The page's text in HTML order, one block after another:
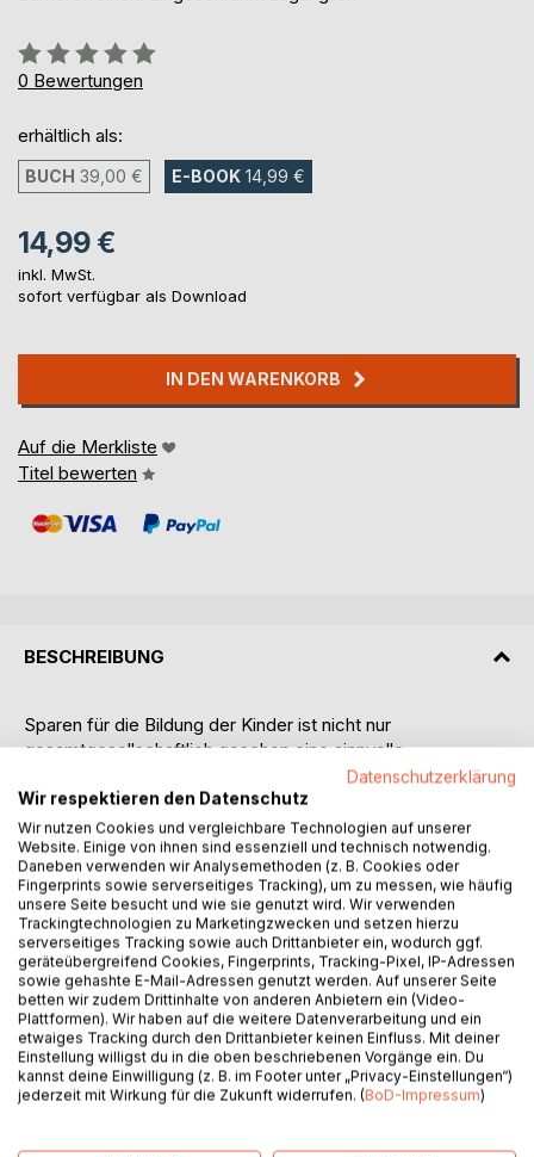
Bewertung::
0%
0 Bewertungen
erhältlich als:
BUCH 39,00 € E-BOOK 14,99 €
14,99 €
inkl. MwSt.
sofort verfügbar als Download
IN DEN WARENKORB
Auf die Merkliste
Titel bewerten
BESCHREIBUNG
Sparen für die Bildung der Kinder ist nicht nur
gesamtgesellschaftlich gesehen eine sinnvolle
Altersvorsorge. Bisher wurden Bildung des Nachwuchses
und private Vorsorge jedoch voneinander getrennt
betrachtet. Das gilt darüber hinaus auch für die vom
Einkommen der Eltern abhängige Studienförderung durch
das BAföG.
Dass alles zusammengehört, verdeutlicht dieses Buch, das
die Ergebnisse von zwei vom Bundesministerium für
Bildung und Forschung in Auftrag gegebenen Projekten
zusammenfasst und so ein virtuelles „Zukunftskonto“
entwickelt, das alle Geldströme miteinander verknüpft.
Das Buch zeigt, dass es nicht ausreicht, nach Art der
Vermögensbildung für Arbeitnehmer das Sparen zu
subventionieren. Sollen gerade die bildungsfernen
Schichten erreicht werden, muss die Doppelbelastung
werden, indem die Sparbeiträge bei Nicht-Gebrauch auch
Datenschutzerklärung
Wir respektieren den Datenschutz
Wir nutzen Cookies und vergleichbare Technologien auf unserer
Website. Einige von ihnen sind essenziell und technisch notwendig.
Daneben verwenden wir Analysemethoden (z. B. Cookies oder
Fingerprints sowie serverseitiges Tracking), um zu messen, wie häufig
unsere Seite besucht und wie sie genutzt wird. Wir verwenden
Trackingtechnologien zu Marketingzwecken und setzen hierzu
serverseitiges Tracking sowie auch Drittanbieter ein, wodurch ggf.
geräteübergreifend Cookies, Fingerprints, Tracking-Pixel, IP-Adressen
sowie gehashte E-Mail-Adressen genutzt werden. Auf unserer Seite
betten wir zudem Drittinhalte von anderen Anbietern ein (Video-
Plattformen). Wir haben auf die weitere Datenverarbeitung und ein
etwaiges Tracking durch den Drittanbieter keinen Einfluss. Mit deiner
Einstellung willigst du in die oben beschriebenen Vorgänge ein. Du
kannst deine Einwilligung (z. B. im Footer unter „Privacy-Einstellungen“)
jederzeit mit Wirkung für die Zukunft widerrufen. (BoD-Impressum)